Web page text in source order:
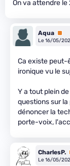
On va attendre le
Aqua
Le 16/05/
Ca existe peut-
ironique vu le
Y a tout plein
questions sur
dénoncer la
porte-voix,
CharlesP.
Le 16/05/